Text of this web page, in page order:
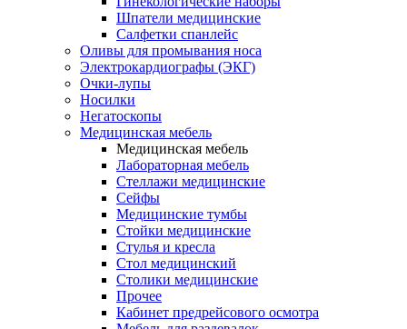
Шпатели медицинские
Салфетки спанлейс
Оливы для промывания носа
Электрокардиографы (ЭКГ)
Очки-лупы
Носилки
Негатоскопы
Медицинская мебель
Медицинская мебель
Лабораторная мебель
Стеллажи медицинские
Сейфы
Медицинские тумбы
Стойки медицинские
Cтулья и кресла
Стол медицинский
Столики медицинские
Прочее
Кабинет предрейсового осмотра